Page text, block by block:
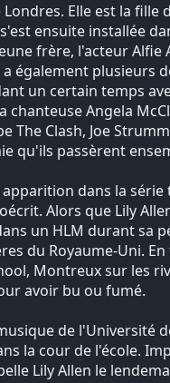
Elle est la fille
ensuite installée
frère, l'acteur
également plusieurs
un certain temps
chanteuse Angela
Clash, Joe
qu'ils passèrent
dans la
Alors que Lily
un HLM durant sa
du Royaume-Uni.
Montreux sur les
avoir bu ou fumé.
de l'Université
la cour de l'école.
Lily Allen le